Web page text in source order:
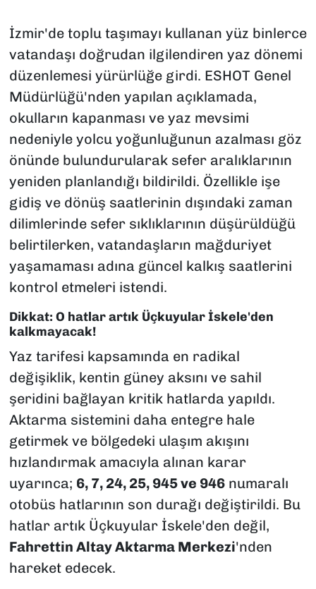
İzmir'de toplu taşımayı kullanan yüz binlerce
vatandaşı doğrudan ilgilendiren yaz dönemi
düzenlemesi yürürlüğe girdi. ESHOT Genel
Müdürlüğü'nden yapılan açıklamada,
okulların kapanması ve yaz mevsimi
nedeniyle yolcu yoğunluğunun azalması göz
önünde bulundurularak sefer aralıklarının
yeniden planlandığı bildirildi. Özellikle işe
gidiş ve dönüş saatlerinin dışındaki zaman
dilimlerinde sefer sıklıklarının düşürüldüğü
belirtilerken, vatandaşların mağduriyet
yaşamaması adına güncel kalkış saatlerini
kontrol etmeleri istendi.
Dikkat: O hatlar artık Üçkuyular İskele'den
kalkmayacak!
Yaz tarifesi kapsamında en radikal
değişiklik, kentin güney aksını ve sahil
şeridini bağlayan kritik hatlarda yapıldı.
Aktarma sistemini daha entegre hale
getirmek ve bölgedeki ulaşım akışını
hızlandırmak amacıyla alınan karar
uyarınca; 6, 7, 24, 25, 945 ve 946numaralı
otobüs hatlarının son durağı değiştirildi. Bu
hatlar artık Üçkuyular İskele'den değil,
Fahrettin Altay Aktarma Merkezi'nden
hareket edecek.